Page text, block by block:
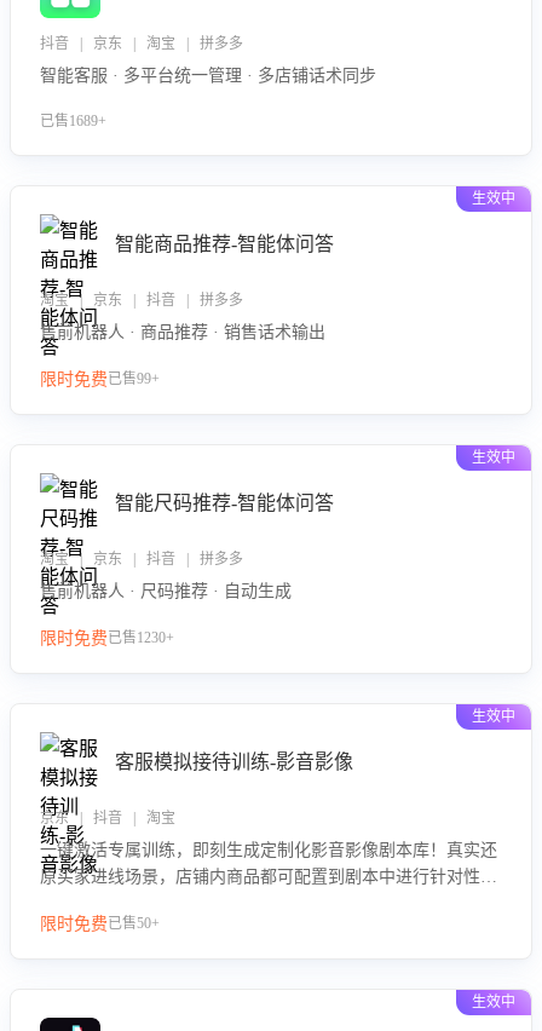
抖音 | 京东 | 淘宝 | 拼多多
智能客服 · 多平台统一管理 · 多店铺话术同步
已售1689+
生效中
智能商品推荐-智能体问答
淘宝 | 京东 | 抖音 | 拼多多
售前机器人 · 商品推荐 · 销售话术输出
限时免费已售99+
生效中
智能尺码推荐-智能体问答
淘宝 | 京东 | 抖音 | 拼多多
售前机器人 · 尺码推荐 · 自动生成
限时免费已售1230+
生效中
客服模拟接待训练-影音影像
京东 | 抖音 | 淘宝
一键激活专属训练，即刻生成定制化影音影像剧本库！真实还
原买家进线场景，店铺内商品都可配置到剧本中进行针对性训
即开通”，快速获取影音影像类目剧本，一键开启客服培训。
限时免费已售50+
生效中